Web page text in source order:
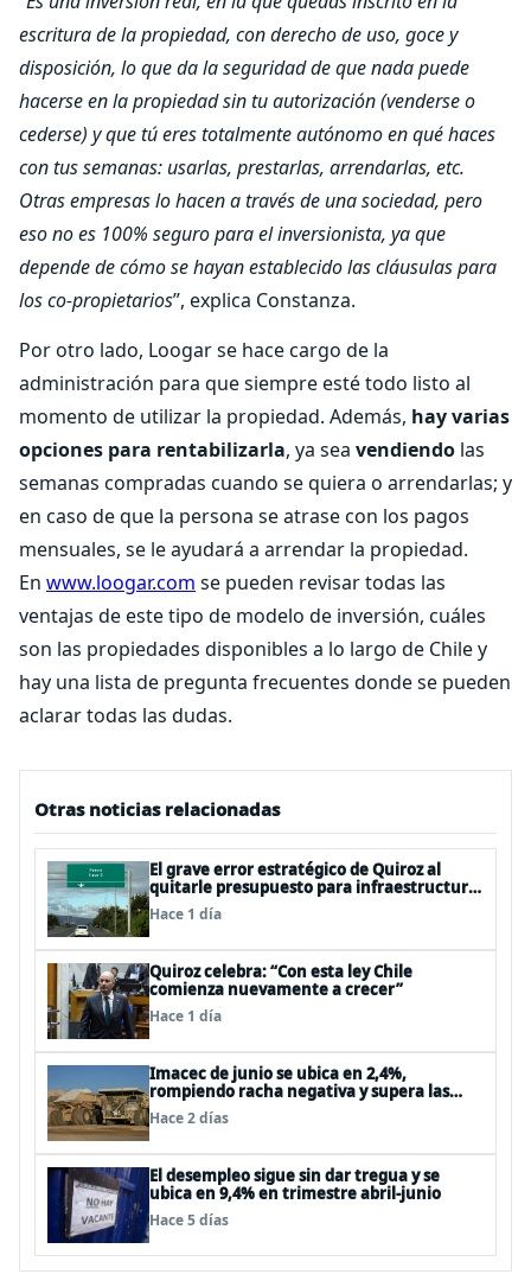
escritura de la propiedad, con derecho de uso, goce y
disposición, lo que da la seguridad de que nada puede
hacerse en la propiedad sin tu autorización (venderse o
cederse) y que tú eres totalmente autónomo en qué haces
con tus semanas: usarlas, prestarlas, arrendarlas, etc.
Otras empresas lo hacen a través de una sociedad, pero
eso no es 100% seguro para el inversionista, ya que
depende de cómo se hayan establecido las cláusulas para
los co-propietarios”, explica Constanza.
Por otro lado, Loogar se hace cargo de la
administración para que siempre esté todo listo al
momento de utilizar la propiedad. Además, hay varias
opciones para rentabilizarla, ya sea vendiendo las
semanas compradas cuando se quiera o arrendarlas; y
en caso de que la persona se atrase con los pagos
mensuales, se le ayudará a arrendar la propiedad.
En www.loogar.com se pueden revisar todas las
ventajas de este tipo de modelo de inversión, cuáles
son las propiedades disponibles a lo largo de Chile y
hay una lista de pregunta frecuentes donde se pueden
aclarar todas las dudas.
Otras noticias relacionadas
El grave error estratégico de Quiroz al
quitarle presupuesto para infraestructura
vial del Biobío
Hace 1 día
Quiroz celebra: “Con esta ley Chile
comienza nuevamente a crecer”
Hace 1 día
Imacec de junio se ubica en 2,4%,
rompiendo racha negativa y supera las
expectativas
Hace 2 días
El desempleo sigue sin dar tregua y se
ubica en 9,4% en trimestre abril-junio
Hace 5 días